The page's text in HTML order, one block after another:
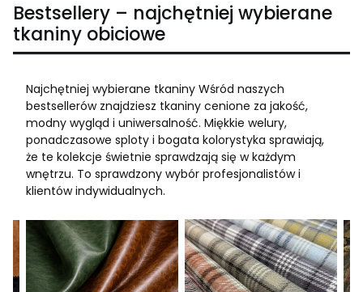
Bestsellery – najchętniej wybierane
tkaniny obiciowe
Najchętniej wybierane tkaniny Wśród naszych
bestsellerów znajdziesz tkaniny cenione za jakość,
modny wygląd i uniwersalność. Miękkie welury,
ponadczasowe sploty i bogata kolorystyka sprawiają,
że te kolekcje świetnie sprawdzają się w każdym
wnętrzu. To sprawdzony wybór profesjonalistów i
klientów indywidualnych.